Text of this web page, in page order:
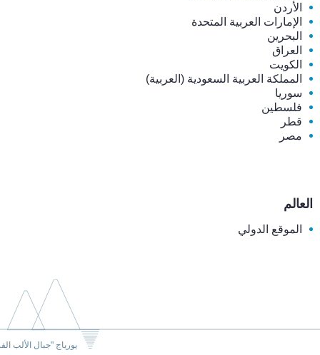
الأردن
الإمارات العربية المتحدة
البحرين
العراق
الكويت
المملكة العربية السعودية (العربية)
سوريا
فلسطين
قطر
مصر
العالم
الموقع الدولي
يورياج "جبال الألب